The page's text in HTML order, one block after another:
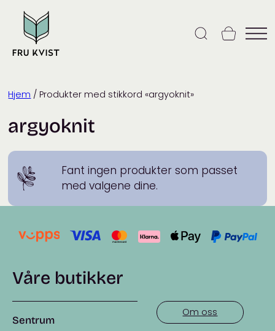
content
Hjem / Produkter med stikkord «argyoknit»
argyoknit
Fant ingen produkter som passet
med valgene dine.
Våre butikker
Sentrum
Om oss